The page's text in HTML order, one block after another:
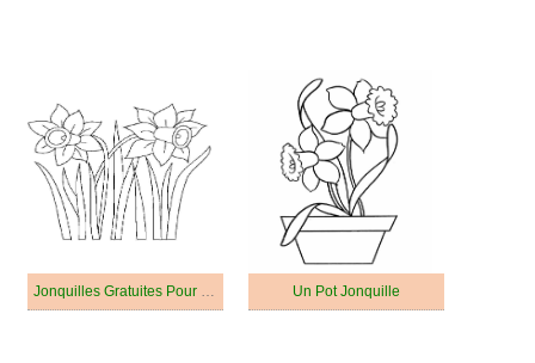
Jonquilles Gratuites Pour les Enfants Un Pot Jonquille